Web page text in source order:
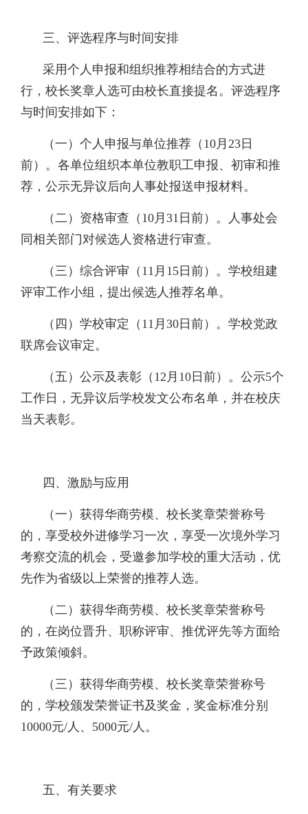
三、评选程序与时间安排
采用个人申报和组织推荐相结合的方式进
行，校长奖章人选可由校长直接提名。评选程序
与时间安排如下：
（一）个人申报与单位推荐（10月23日
前）。各单位组织本单位教职工申报、初审和推
荐，公示无异议后向人事处报送申报材料。
（二）资格审查（10月31日前）。人事处会
同相关部门对候选人资格进行审查。
（三）综合评审（11月15日前）。学校组建
评审工作小组，提出候选人推荐名单。
（四）学校审定（11月30日前）。学校党政
联席会议审定。
（五）公示及表彰（12月10日前）。公示5个
工作日，无异议后学校发文公布名单，并在校庆
当天表彰。
四、激励与应用
（一）获得华商劳模、校长奖章荣誉称号
的，享受校外进修学习一次，享受一次境外学习
考察交流的机会，受邀参加学校的重大活动，优
先作为省级以上荣誉的推荐人选。
（二）获得华商劳模、校长奖章荣誉称号
的，在岗位晋升、职称评审、推优评先等方面给
予政策倾斜。
（三）获得华商劳模、校长奖章荣誉称号
的，学校颁发荣誉证书及奖金，奖金标准分别
10000元/人、5000元/人。
五、有关要求